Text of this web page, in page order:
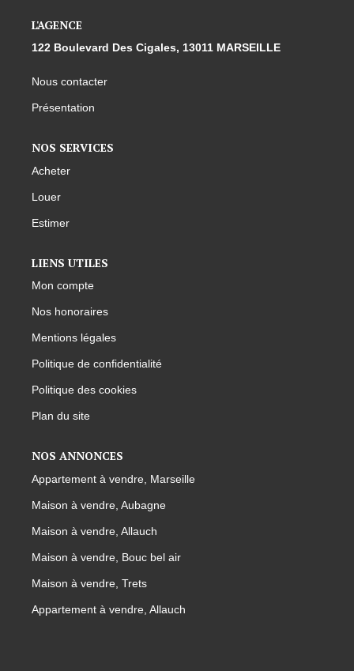
L'AGENCE
122 Boulevard Des Cigales, 13011 MARSEILLE
Nous contacter
Présentation
NOS SERVICES
Acheter
Louer
Estimer
LIENS UTILES
Mon compte
Nos honoraires
Mentions légales
Politique de confidentialité
Politique des cookies
Plan du site
NOS ANNONCES
Appartement à vendre, Marseille
Maison à vendre, Aubagne
Maison à vendre, Allauch
Maison à vendre, Bouc bel air
Maison à vendre, Trets
Appartement à vendre, Allauch